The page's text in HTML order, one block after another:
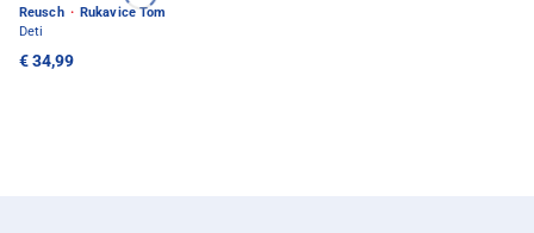
Reusch · Rukavice Tom
Deti
€ 34,99